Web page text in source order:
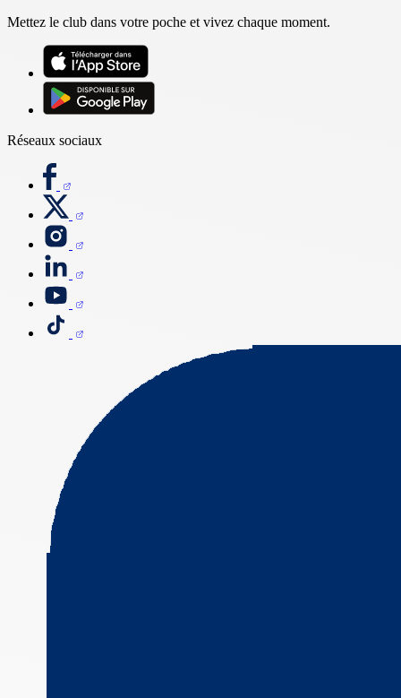
Mettez le club dans votre poche et vivez chaque moment.
Réseaux sociaux